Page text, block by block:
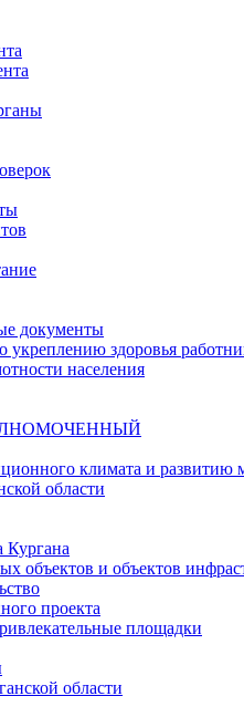
документы
здоровья
населения
климата и развитию
области
Кургана
объектов и объектов
проекта
площадки
области